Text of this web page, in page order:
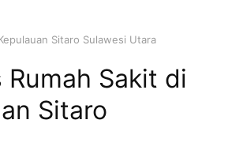
Sitaro Sulawesi Utara
Sakit di
Sitaro